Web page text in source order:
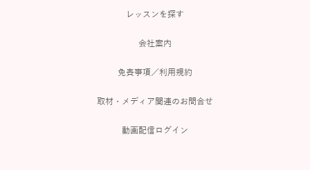
レッスンを探す
会社案内
免責事項／利用規約
取材・メディア関連のお問合せ
動画配信ログイン